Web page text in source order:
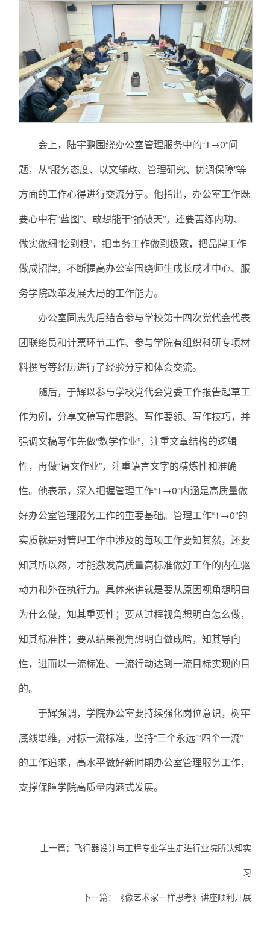
会上，陆宇鹏围绕办公室管理服务中的“1→0”问
题，从“服务态度、以文辅政、管理研究、协调保障”等
方面的工作心得进行交流分享。他指出，办公室工作既
要心中有“蓝图”、敢想能干“捅破天”，还要苦练内功、
做实做细“挖到根”，把事务工作做到极致，把品牌工作
做成招牌，不断提高办公室围绕师生成长成才中心、服
务学院改革发展大局的工作能力。
办公室同志先后结合参与学校第十四次党代会代表
团联络员和计票环节工作、参与学院有组织科研专项材
料撰写等经历进行了经验分享和体会交流。
随后，于辉以参与学校党代会党委工作报告起草工
作为例，分享文稿写作思路、写作要领、写作技巧，并
强调文稿写作先做“数学作业”，注重文章结构的逻辑
性，再做“语文作业”，注重语言文字的精炼性和准确
性。他表示，深入把握管理工作“1→0”内涵是高质量做
好办公室管理服务工作的重要基础。管理工作“1→0”的
实质就是对管理工作中涉及的每项工作要知其然，还要
知其所以然，才能激发高质量高标准做好工作的内在驱
动力和外在执行力。具体来讲就是要从原因视角想明白
为什么做，知其重要性；要从过程视角想明白怎么做，
知其标准性；要从结果视角想明白做成啥，知其导向
性，进而以一流标准、一流行动达到一流目标实现的目
的。
于辉强调，学院办公室要持续强化岗位意识，树牢
底线思维，对标一流标准，坚持“三个永远”“四个一流”
的工作追求，高水平做好新时期办公室管理服务工作，
支撑保障学院高质量内涵式发展。
上一篇： 飞行器设计与工程专业学生走进行业院所认知实
习
下一篇： 《像艺术家一样思考》讲座顺利开展